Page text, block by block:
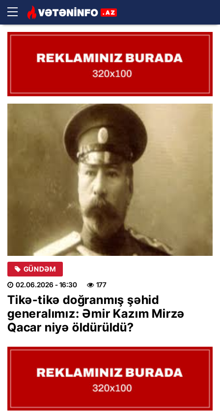
GÜNDƏM
02.06.2026 - 16:30 177
Tikə-tikə doğranmış şəhid
generalımız: Əmir Kazım Mirzə
Qacar niyə öldürüldü?